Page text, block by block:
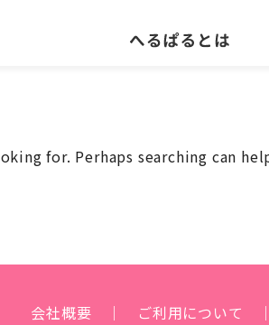
for. Perhaps searching can
会社概要 ご利用について